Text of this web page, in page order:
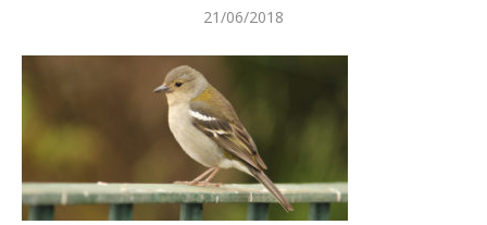
21/06/2018